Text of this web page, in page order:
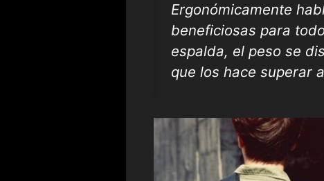
Ergonómicamente
beneficiosas para
espalda, el peso se
que los hace superar